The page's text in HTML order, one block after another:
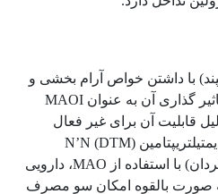
با داشتن خواص آرام بخشی و
هالوکینوزنی (توهم زایی) به تاثیر گذاری آن به عنوان MAOI
قابلیت آن برای غیر فعال
سازی هالوکینوژنی تفریحی دیمتیلتریپتامین N’N (DTM)
(قدرتمند ترین ترکیب روان گردان) با استفاده از MAO، دارویی
صورت بالقوه امکان سو مصرف